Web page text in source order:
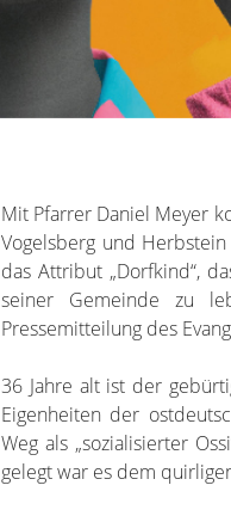
Mit Pfarrer Daniel Meyer
Vogelsberg und
das Attribut „Dorfkind“,
seiner Gemeinde zu
Pressemitteilung des
36 Jahre alt ist der
Eigenheiten der
Weg als „sozialisierter
gelegt war es dem